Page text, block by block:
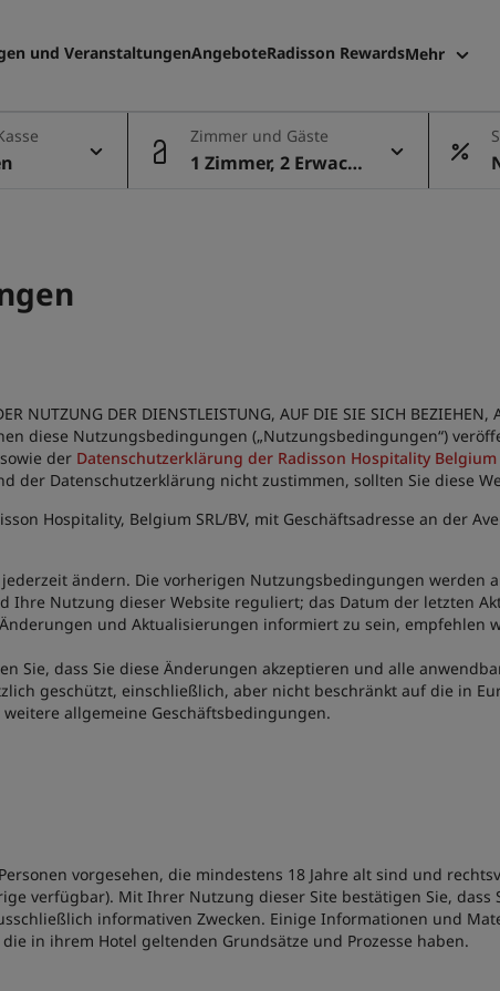
und VeranstaltungenAngeboteRadisson RewardsMehr
Meine
Zimmer und Gäste
1 Zimmer, 2 Erwach
NUTZUNG DER DIENSTLEISTUNG, AUF DIE SIE SICH
diese Nutzungsbedingungen („Nutzungsbedingungen“)
der Datenschutzerklärung der Radisson Hospitality Belgium
der Datenschutzerklärung nicht zustimmen, sollten Sie diese
Hospitality, Belgium SRL/BV, mit Geschäftsadresse an der
ändern. Die vorherigen Nutzungsbedingungen werden
Ihre Nutzung dieser Website reguliert; das Datum der letzten
und Aktualisierungen informiert zu sein, empfehlen
Sie, dass Sie diese Änderungen akzeptieren und alle
geschützt, einschließlich, aber nicht beschränkt auf die in
allgemeine Geschäftsbedingungen.
vorgesehen, die mindestens 18 Jahre alt sind und
verfügbar). Mit Ihrer Nutzung dieser Site bestätigen Sie, dass
informativen Zwecken. Einige Informationen und
in ihrem Hotel geltenden Grundsätze und Prozesse haben.